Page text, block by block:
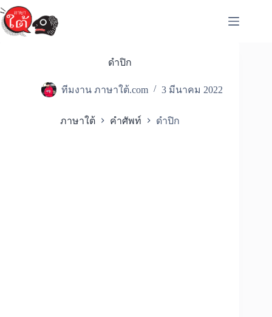
Skip
to
content
ดำปิก
ทีมงาน ภาษาใต้.com 3 มีนาคม 2022
ภาษาใต้ คำศัพท์ ดำปิก